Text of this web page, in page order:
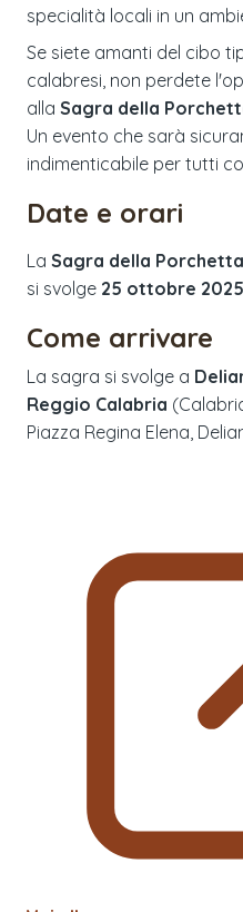
specialità locali in un
Se siete amanti del cibo
calabresi, non perdete
alla Sagra della
Un evento che sarà
indimenticabile per tutti
Date e orari
La Sagra della
si svolge 25 ottobre 2025
Come arrivare
La sagra si svolge a
Reggio Calabria (
Piazza Regina Elena,